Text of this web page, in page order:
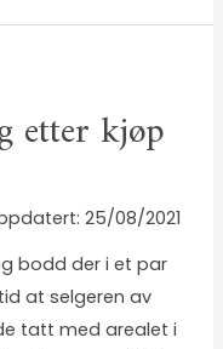
etter kjøp
25/08/2021
bodd der i et par
at selgeren av
tatt med arealet i